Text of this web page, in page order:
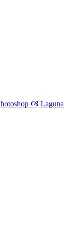
🙧 Laguna